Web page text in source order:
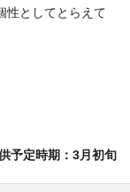
性としてとらえて
予定時期：3月初旬